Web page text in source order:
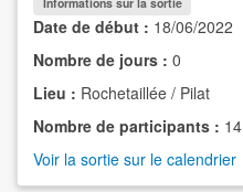
Date de début : 18/06/2022
Nombre de jours : 0
Lieu : Rochetaillée / Pilat
Nombre de participants : 14
Voir la sortie sur le calendrier